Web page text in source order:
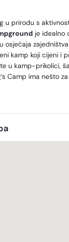
u prirodu s
je idealno
osjećaja
kamp koji cijeni i
u kamp-prikolici,
Camp ima nešto